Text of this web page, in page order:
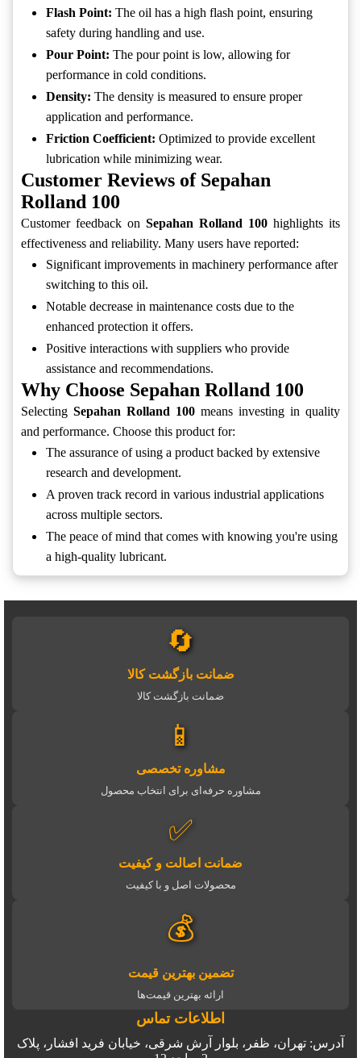
Flash Point: The oil has a high flash point, ensuring
safety during handling and use.
Pour Point: The pour point is low, allowing for
performance in cold conditions.
Density: The density is measured to ensure proper
application and performance.
Friction Coefficient: Optimized to provide excellent
lubrication while minimizing wear.
Customer Reviews of Sepahan
Rolland 100
Customer feedback on Sepahan Rolland 100 highlights its
effectiveness and reliability. Many users have reported:
Significant improvements in machinery performance after
switching to this oil.
Notable decrease in maintenance costs due to the
enhanced protection it offers.
Positive interactions with suppliers who provide
assistance and recommendations.
Why Choose Sepahan Rolland 100
Selecting Sepahan Rolland 100 means investing in quality
and performance. Choose this product for:
The assurance of using a product backed by extensive
research and development.
A proven track record in various industrial applications
across multiple sectors.
The peace of mind that comes with knowing you're using
a high-quality lubricant.
🔄
ضمانت بازگشت کالا
ضمانت بازگشت کالا
📱
مشاوره تخصصی
مشاوره حرفه‌ای برای انتخاب محصول
✅
ضمانت اصالت و کیفیت
محصولات اصل و با کیفیت
💰
تضمین بهترین قیمت
ارائه بهترین قیمت‌ها
اطلاعات تماس
آدرس: تهران، ظفر، بلوار آرش شرقی، خیابان فرید افشار، پلاک